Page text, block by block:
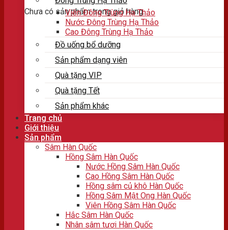
Chưa có sản phẩm trong giỏ hàng.
Viên Đông Trùng Hạ Thảo
Nước Đông Trùng Hạ Thảo
Cao Đông Trùng Hạ Thảo
Đồ uống bổ dưỡng
Sản phẩm dạng viên
Quà tặng VIP
Quà tặng Tết
Sản phẩm khác
Trang chủ
Giới thiệu
Sản phẩm
Sâm Hàn Quốc
Hồng Sâm Hàn Quốc
Nước Hồng Sâm Hàn Quốc
Cao Hồng Sâm Hàn Quốc
Hồng sâm củ khô Hàn Quốc
Hồng Sâm Mật Ong Hàn Quốc
Viên Hồng Sâm Hàn Quốc
Hắc Sâm Hàn Quốc
Nhân sâm tươi Hàn Quốc